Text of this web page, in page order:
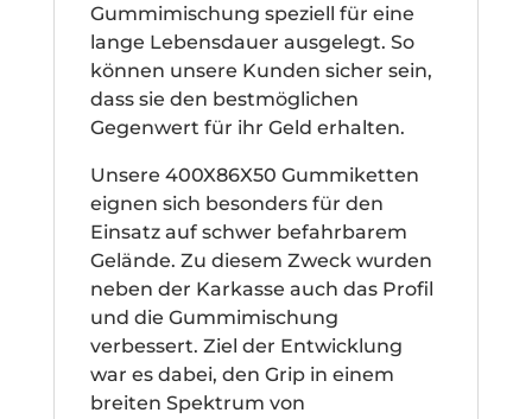
Gummimischung speziell für eine
lange Lebensdauer ausgelegt. So
können unsere Kunden sicher sein,
dass sie den bestmöglichen
Gegenwert für ihr Geld erhalten.
Unsere 400X86X50 Gummiketten
eignen sich besonders für den
Einsatz auf schwer befahrbarem
Gelände. Zu diesem Zweck wurden
neben der Karkasse auch das Profil
und die Gummimischung
verbessert. Ziel der Entwicklung
war es dabei, den Grip in einem
breiten Spektrum von